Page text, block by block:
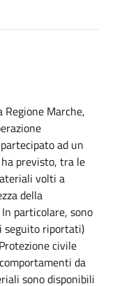
Regione Marche,
ad un
previsto, tra le
volti a
della
particolare, sono
seguito riportati)
civile
da
sono disponibili